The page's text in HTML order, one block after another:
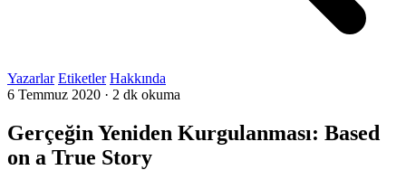
Yazarlar Etiketler Hakkında
6 Temmuz 2020 · 2 dk okuma
Gerçeğin Yeniden Kurgulanması: Based
on a True Story